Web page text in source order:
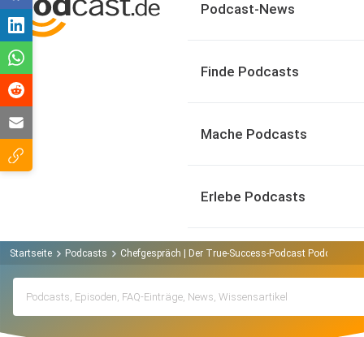
Podcast-News
Finde Podcasts
Mache Podcasts
Erlebe Podcasts
Startseite Podcasts Chefgespräch | Der True-Success-Podcast Podcast